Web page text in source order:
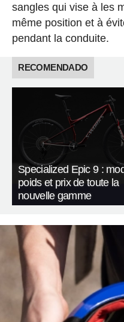
sangles qui vise à les
même position et à
pendant la conduite.
RECOMENDADO
Specialized Epic 9 :
poids et prix de toute la
nouvelle gamme